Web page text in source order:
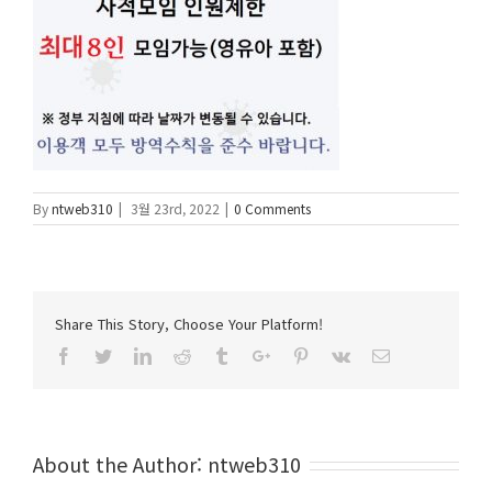
Byntweb310 | 3월 23rd, 2022 | 0 Comments
Share This Story, Choose Your Platform!
Facebook
TwitterLinkedinReddit TumblrGoogle+Pinterest
Vk Email
About the Author: ntweb310